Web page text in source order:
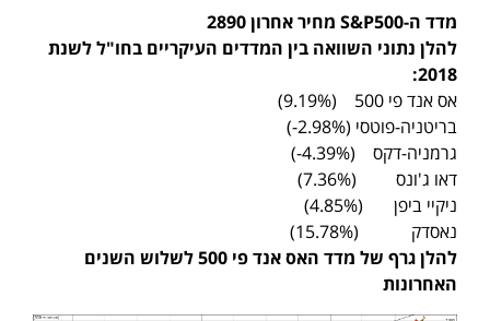
מדד ה-S&P500
מחיר אחרון 2890
להלן נתוני השוואה בין המדדים העיקריים בחו"ל לשנת
2018
:
אס אנד פי 500 (9.19%)
בריטניה-פוטסי (2.98%-)
גרמניה-דקס (4.39%-)
דאו ג'ונס (7.36%)
ניקיי ביפן (4.85%)
נאסדק (15.78%)
להלן גרף של מדד האס אנד פי 500 לשלוש השנים
האחרונות